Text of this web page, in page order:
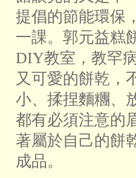
提倡的節能環保
一課。郭元益糕
DIY教室，教罕
又可愛的餅乾，
小、揉捏麵糰、
都有必須注意的
著屬於自己的餅
成品。